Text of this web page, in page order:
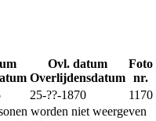
Ovl. datum
Overlijdensdatum
Foto
nr.
25-??-1870
1170
worden niet weergeven